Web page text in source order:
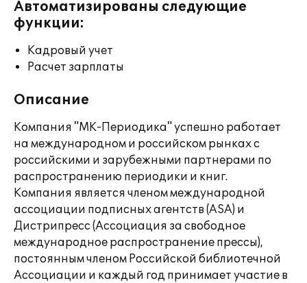
Автоматизированы следующие
функции:
Кадровый учет
Расчет зарплаты
Описание
Компания "МК-Периодика" успешно работает
на международном и российском рынках с
российскими и зарубежными партнерами по
распространению периодики и книг.
Компания является членом международной
ассоциации подписных агентств (ASA) и
Дистрипресс (Ассоциация за свободное
международное распространение прессы),
постоянным членом Российской библиотечной
Ассоциации и каждый год принимает участие в